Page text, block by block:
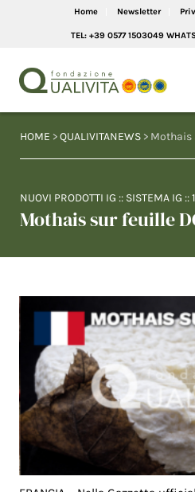
Home Newsletter
TEL: +39 0577 1503049
HOME >QUALIVITANEWS > Mothais
NUOVI PRODOTTI IG :: SISTEMA IG ::
Mothais sur feuille